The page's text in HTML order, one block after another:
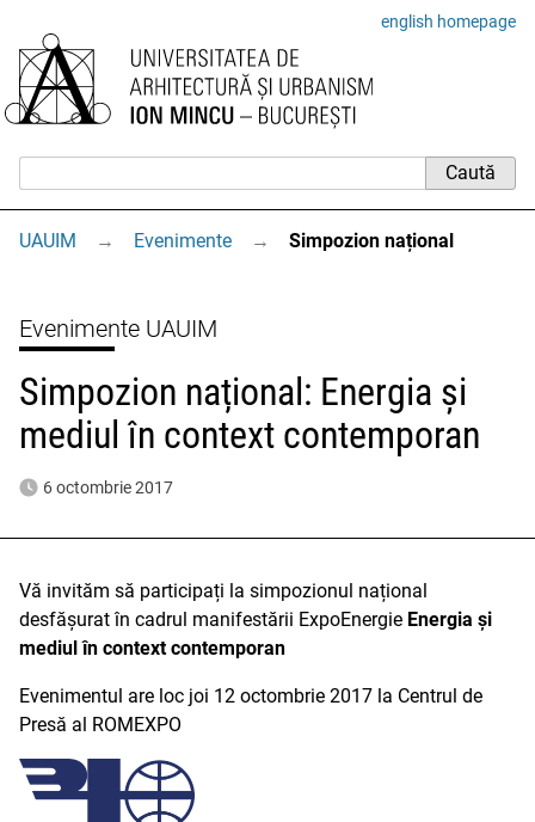
english homepage
UAUIM → Evenimente → Simpozion național
Evenimente UAUIM
Simpozion național: Energia și
mediul în context contemporan
6 octombrie 2017
Vă invităm să participați la simpozionul național
desfășurat în cadrul manifestării ExpoEnergie Energia și
mediul în context contemporan
Evenimentul are loc joi 12 octombrie 2017 la Centrul de
Presă al ROMEXPO